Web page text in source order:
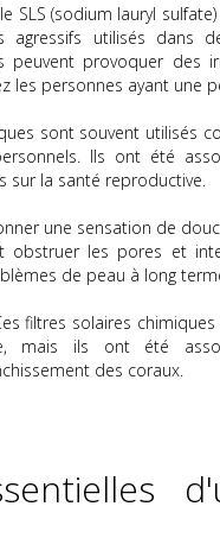
SLS (sodium lauryl
agressifs utilisés dans
peuvent provoquer des
les personnes ayant une
sont souvent utilisés
Ils ont été
sur la santé reproductive.
une sensation de
obstruer les pores et
de peau à long
filtres solaires
mais ils ont été
des coraux.